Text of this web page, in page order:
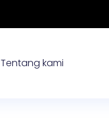
Tentang kami